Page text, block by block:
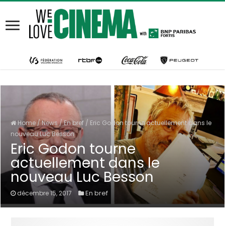
Home / News/En bref / Eric Godon tourne actuellement dans le
nouveau Luc Besson
Eric Godon tourne
actuellement dans le
nouveau Luc Besson
décembre 15, 2017 En bref